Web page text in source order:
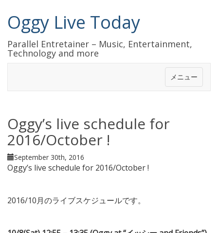
Oggy Live Today
Parallel Entretainer – Music, Entertainment,
Technology and more
メニュー
Oggy’s live schedule for
2016/October !
September 30th, 2016
Oggy’s live schedule for 2016/October !
2016/10月のライブスケジュールです。